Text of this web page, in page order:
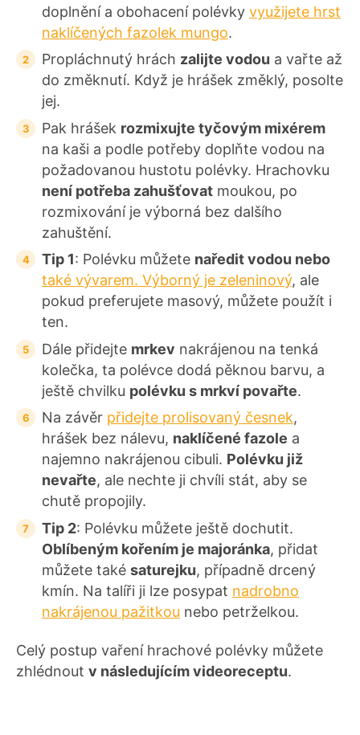
doplnění a obohacení polévky využijete hrst
naklíčených fazolek mungo.
Propláchnutý hrách zalijte vodou a vařte až
do změknutí. Když je hrášek změklý, posolte
jej.
Pak hrášek rozmixujte tyčovým mixérem
na kaši a podle potřeby doplňte vodou na
požadovanou hustotu polévky. Hrachovku
není potřeba zahušťovat moukou, po
rozmixování je výborná bez dalšího
zahuštění.
Tip 1: Polévku můžete naředit vodou nebo
také vývarem. Výborný je zeleninový, ale
pokud preferujete masový, můžete použít i
ten.
Dále přidejte mrkev nakrájenou na tenká
kolečka, ta polévce dodá pěknou barvu, a
ještě chvilku polévku s mrkví povařte.
Na závěr přidejte prolisovaný česnek,
hrášek bez nálevu, naklíčené fazole a
najemno nakrájenou cibuli. Polévku již
nevařte, ale nechte ji chvíli stát, aby se
chutě propojily.
Tip 2: Polévku můžete ještě dochutit.
Oblíbeným kořením je majoránka, přidat
můžete také saturejku, případně drcený
kmín. Na talíři ji lze posypat nadrobno
nakrájenou pažitkou nebo petrželkou.
Celý postup vaření hrachové polévky můžete
zhlédnout v následujícím videoreceptu.